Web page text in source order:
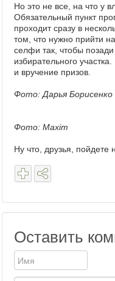
Но это не все, на что у
Обязательный пункт
проходит сразу в
том, что нужно прийти
селфи так, чтобы
избирательного
и вручение призов.
Фото: Дарья Борисенко
Фото: Maxim
Ну что, друзья, пойдете
Оставить